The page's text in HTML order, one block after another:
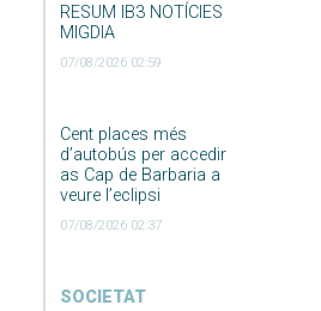
RESUM IB3 NOTÍCIES
MIGDIA
07/08/2026 02:59
Cent places més
d’autobús per accedir
as Cap de Barbaria a
veure l’eclipsi
07/08/2026 02:37
SOCIETAT